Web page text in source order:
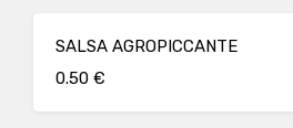
SALSA AGROPICCANTE
0.50 €